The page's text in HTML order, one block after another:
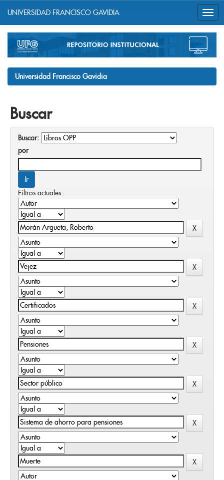
navigation
UNIVERSIDAD FRANCISCO GAVIDIA
Universidad Francisco Gavidia
Buscar
Buscar:
por
Filtros actuales: